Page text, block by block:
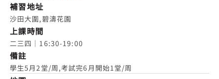
補習地址
沙田大圍,碧濤花園
上課時間
二三四｜16:30-19:00
備註
學生5月2堂/周,考試完6月開始1堂/周